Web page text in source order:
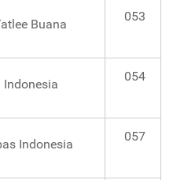
Buana
053
Indonesia
054
Indonesia
057